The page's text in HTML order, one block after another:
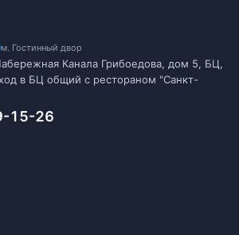
м. Гостинный двор
Канала Грибоедова, дом 5, БЦ,
в БЦ общий с рестораном "Санкт-
15-26